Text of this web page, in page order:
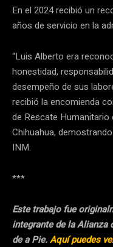
En el 2024 recibió un
años de servicio en la
“Luis Alberto era
honestidad,
desempeño de sus
recibió la encomienda
de Rescate Humanitario
Chihuahua,
INM.
***
Este trabajo fue
integrante de la Alianza
de a Pie.Aquí puedes